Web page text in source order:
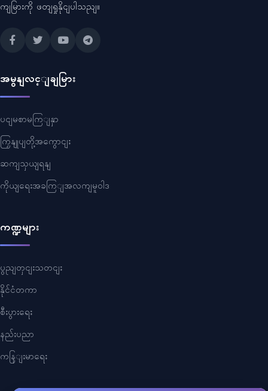
ကျမြားကို ဖတျရှုနိုငျပါသညျ။
အမွနျလင့ျချမြား
ပငျမစာမကြျနှာ
ကြှနျုပျတို့အကွောငျး
ဆကျသှယျရနျ
ကိုယျရေးအခကြျအလကျမူဝါဒ
ကဏ္ဍများ
ပွညျတှငျးသတငျး
နိုင်ငံတကာ
စီးပွားရေး
နည်းပညာ
ကနြျးမာရေး